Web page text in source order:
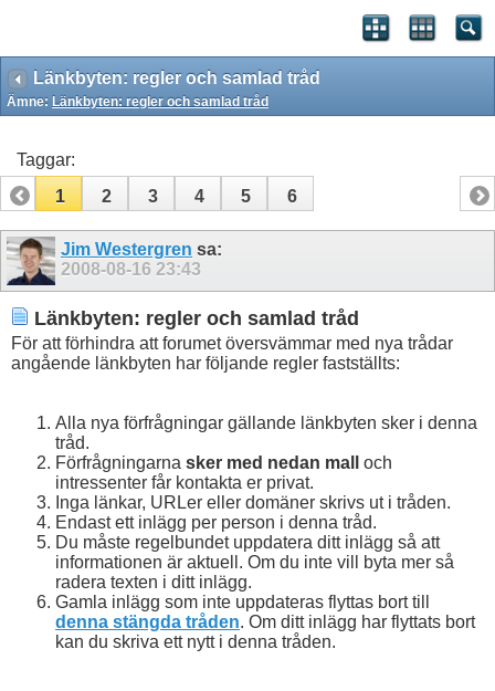
Länkbyten: regler och samlad tråd
Ämne: Länkbyten: regler och samlad tråd
Taggar:
1
2 3 4 5 6
Jim Westergren sa:
2008-08-16 23:43
Länkbyten: regler och samlad tråd
För att förhindra att forumet översvämmar med nya trådar
angående länkbyten har följande regler fastställts:
Alla nya förfrågningar gällande länkbyten sker i denna
tråd.
Förfrågningarna sker med nedan mall
och
intressenter får kontakta er privat.
Inga länkar, URLer eller domäner skrivs ut i tråden.
Endast ett inlägg per person i denna tråd.
Du måste regelbundet uppdatera ditt inlägg så att
informationen är aktuell. Om du inte vill byta mer så
radera texten i ditt inlägg.
Gamla inlägg som inte uppdateras flyttas bort till
denna stängda tråden. Om ditt inlägg har flyttats bort
kan du skriva ett nytt i denna tråden.